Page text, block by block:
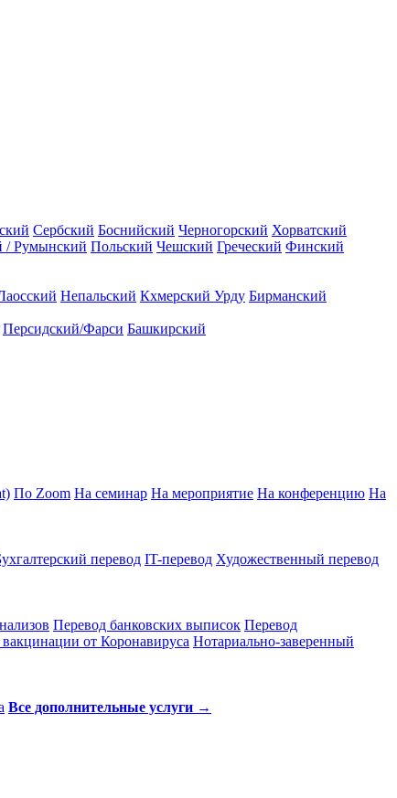
Сербский Боснийский Черногорский Хорватский
/ Румынский Польский Чешский Греческий Финский
Непальский Кхмерский Урду Бирманский
Персидский/Фарси Башкирский
По Zoom На семинар На мероприятие На конференцию На
перевод IT-перевод Художественный перевод
Перевод банковских выписок Перевод
от Коронавируса Нотариально-заверенный
Все дополнительные услуги →